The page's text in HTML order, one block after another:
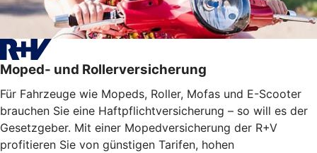
Moped- und Rollerversicherung
Für Fahrzeuge wie Mopeds, Roller, Mofas und E-Scooter
brauchen Sie eine Haftpflichtversicherung – so will es der
Gesetzgeber. Mit einer Mopedversicherung der R+V
profitieren Sie von günstigen Tarifen, hohen